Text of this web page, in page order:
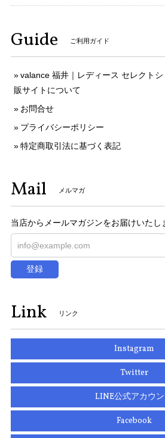
Guide ご利用ガイド
valance 福井｜レディース セレクト
販サイトについて
お問合せ
プライバシーポリシー
特定商取引法に基づく表記
Mail メルマガ
当店からメールマガジンをお届けいたし
登録
Link リンク
Instagram
Twitter
LINE公式アカウン
Facebook